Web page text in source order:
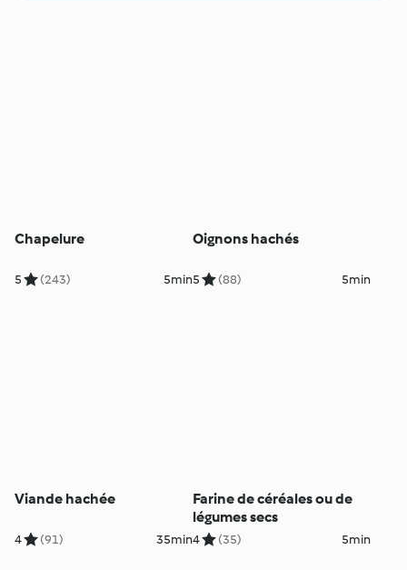
Chapelure
5 (243) 5min
Oignons hachés
5 (88) 5min
Viande hachée
4 (91) 35min
Farine de céréales ou de
légumes secs
4 (35) 5min